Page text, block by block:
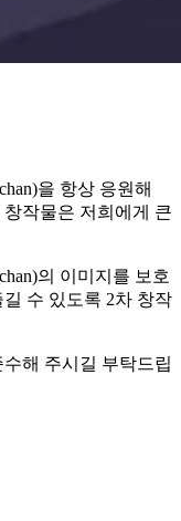
을 항상 응원해
작물은 저희에게 큰
의 이미지를 보호
수 있도록 2차 창작
해 주시길 부탁드립